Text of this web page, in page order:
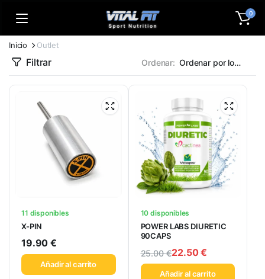
0
Inicio Outlet
Filtrar Ordenar:
11 disponibles
X-PIN
19.90€
Añadir al carrito
10 disponibles
POWER LABS DIURETIC
90CAPS
25.00€22.50€
Añadir al carrito